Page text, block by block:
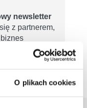
O plikach cookies
newsletter
z partnerem,